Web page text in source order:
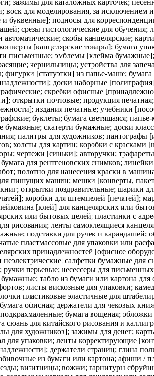
зажимы для каталожных карточек;
для моделирования, за исключением
подносы для
срезы гистологические для
скобы канцелярские;
[канцелярские товары]; бумага
письменные; эмблемы [клейма
чернильницы; устройства для
[статуэтки] из папье-маше;
доски наборные
скребки офисные
открытки почтовые; продукция
издания печатные; учебники
буклеты; бумага светящаяся;
скатерти бумажные; доски
палитры для художников;
холсты для картин; коробки с
чертежи [синьки]; авторучки;
для рентгеновских снимков;
полотно для нанесения краски в
пишущих машин; мешки [конверты,
открытки поздравительные; шарики
коробки для штемпелей [печатей];
[клей] для канцелярских или
или бытовых целей; пластинки с
рисования; ленты самоклеящиеся
подставки для ручек и
пластмассовые для упаковки или
принадлежностей [офисное
салфетки бумажные для
перьевые; несессеры для
табло из бумаги или картона
листы вискозные для упаковки;
пластиковые эластичные для
офисная; держатели для чековых
бумага вощеная;
для китайского рисования и
для художников]; зажимы для денег;
для упаковки; ленты корректирующие
держатели страниц; глина
из бумаги или картона; афиши /
визитницы; вожжи; гарнитуры